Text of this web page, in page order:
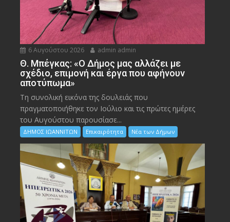
6 Αυγούστου 2026 admin admin
Θ. Μπέγκας: «Ο Δήμος μας αλλάζει με
σχέδιο, επιμονή και έργα που αφήνουν
αποτύπωμα»
Τη συνολική εικόνα της δουλειάς που
πραγματοποιήθηκε τον Ιούλιο και τις πρώτες ημέρες
του Αυγούστου παρουσίασε...
ΔΗΜΟΣ ΙΩΑΝΝΙΤΩΝ Επικαιρότητα Νέα των Δήμων